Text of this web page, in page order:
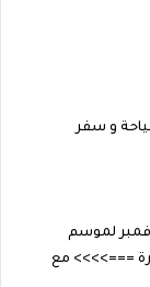
لموسم
مبــــــــاشرة ===>>>> مع